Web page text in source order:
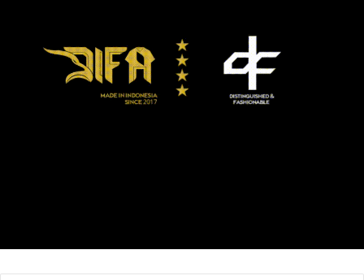
Karena tuntutan jaman
Ia coba mendobrak peradaban